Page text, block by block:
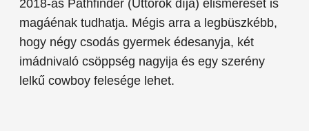
2018-as Pathfinder (Úttörők díja) elismerését is
magáénak tudhatja. Mégis arra a legbüszkébb,
hogy négy csodás gyermek édesanyja, két
imádnivaló csöppség nagyija és egy szerény
lelkű cowboy felesége lehet.